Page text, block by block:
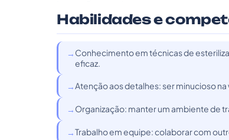
Habilidades e
Conhecimento em técnicas de
eficaz.
Atenção aos detalhes: ser minucioso
Organização: manter um ambiente de
Trabalho em equipe: colaborar com